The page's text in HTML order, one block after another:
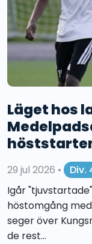
Läget hos
29 jul 2026 •
Div.
Igår
höstomgång
seger över
de rest...